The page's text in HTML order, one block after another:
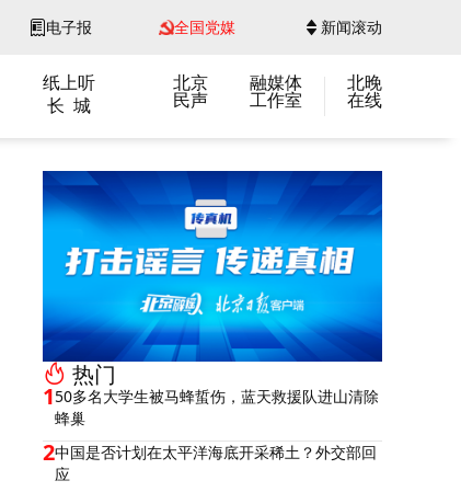
电子报 全国党媒 新闻滚动
纸上听
长 城
北京
民声
融媒体
工作室
北晚
在线
热门
150多名大学生被马蜂蜇伤，蓝天救援队进山清除
蜂巢
2中国是否计划在太平洋海底开采稀土？外交部回
应